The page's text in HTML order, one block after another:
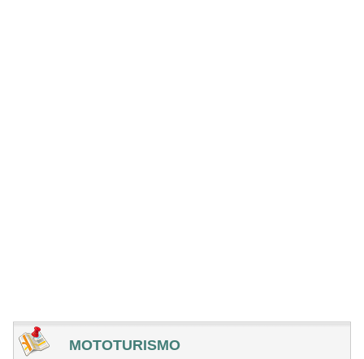
MOTOTURISMO